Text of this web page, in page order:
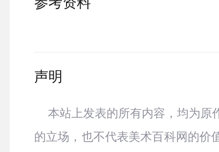
声明
本站上发表的所有内容，均为原
的立场，也不代表美术百科网的价